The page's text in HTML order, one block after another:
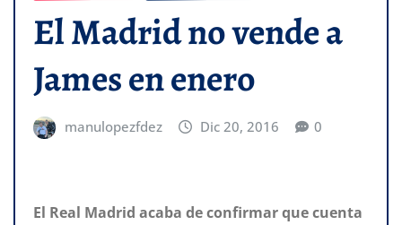
El Madrid no vende a
James en enero
manulopezfdez Dic 20, 2016 0
El Real Madrid acaba de confirmar que cuenta